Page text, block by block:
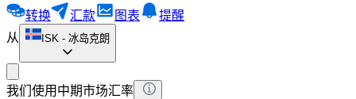
转换 汇款 图表
提醒
从
ISK - 冰岛克朗
我们使用中期市场汇率